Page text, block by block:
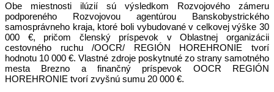
Obe miestnosti ilúzií sú výsledkom Rozvojového zámeru
podporeného Rozvojovou agentúrou Banskobystrického
samosprávneho kraja, ktoré boli vybudované v celkovej výške 30
000 €, pričom členský príspevok v Oblastnej organizácii
cestovného ruchu /OOCR/ REGIÓN HOREHRONIE tvorí
hodnotu 10 000 €. Vlastné zdroje poskytnuté zo strany samotného
mesta Brezno a finančný príspevok OOCR REGIÓN
HOREHRONIE tvorí zvyšnú sumu 20 000 €.